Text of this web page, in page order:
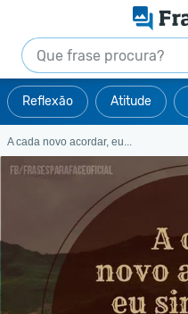
Reflexão Atitude
A cada novo acordar, eu...